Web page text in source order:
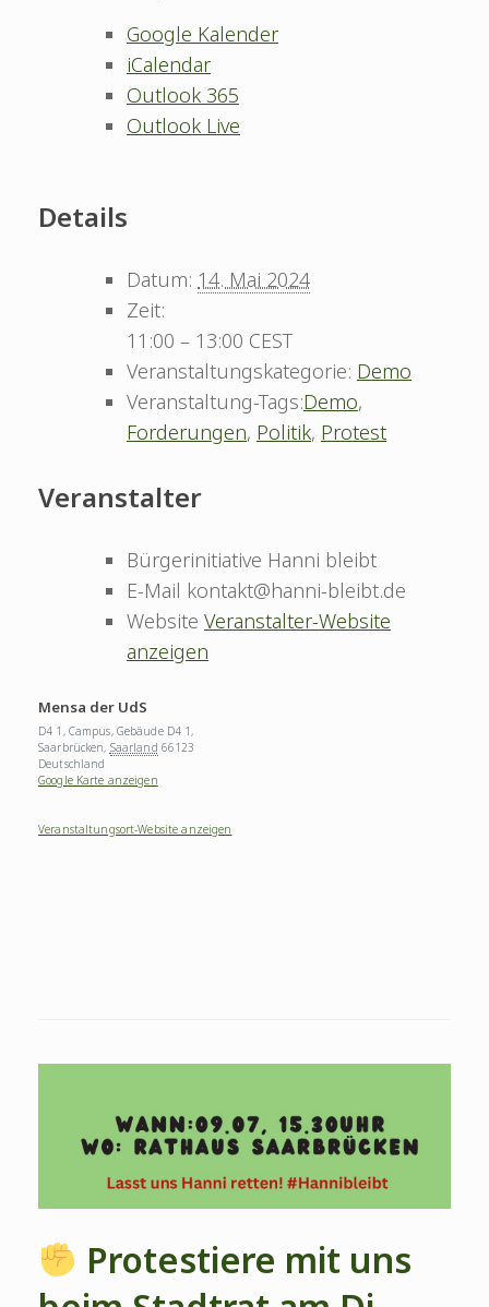
Google Kalender
iCalendar
Outlook 365
Outlook Live
Details
Datum: 14. Mai 2024
Zeit:
11:00 – 13:00 CEST
Veranstaltungskategorie: Demo
Veranstaltung-Tags:Demo,
Forderungen, Politik, Protest
Veranstalter
Bürgerinitiative Hanni bleibt
E-Mail kontakt@hanni-bleibt.de
Website Veranstalter-Website
anzeigen
Mensa der UdS
D4 1, Campus, Gebäude D4 1,
Saarbrücken, Saarland 66123
Deutschland
Google Karte anzeigen
Veranstaltungsort-Website anzeigen
Protestiere mit uns